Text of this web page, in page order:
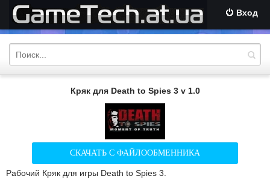
Вход
Кряк для Death to Spies 3 v 1.0
СКАЧАТЬ С ФАЙЛООБМЕННИКА
Рабочий Кряк для игры Death to Spies 3.